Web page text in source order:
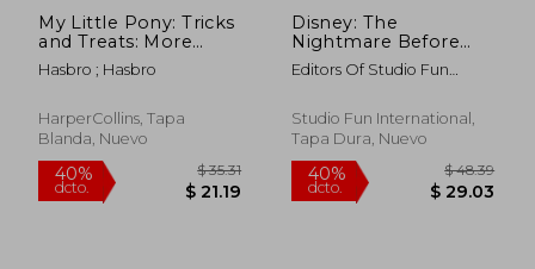
dcto. $ 21.61 dcto.
My Little Pony: Tricks
and Treats: More
Than 50 Stickers
Included! (en Inglés)
Hasbro ; Hasbro
HarperCollins, Tapa
Blanda, Nuevo
Disney: The
Nightmare Before
Christmas Movie
Theater Storybook
Inglés)
Editors Of Studio Fun
Studio Fun International,
Tapa Dura, Nuevo